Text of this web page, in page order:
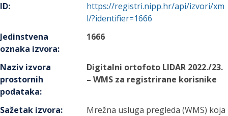
ID:
https://registri.nipp.hr/api/izvori/xm
l/?identifier=1666
Jedinstvena
oznaka izvora:
1666
Naziv izvora
prostornih
podataka:
Digitalni ortofoto LIDAR 2022./23.
– WMS za registrirane korisnike
Sažetak izvora:
Mrežna usluga pregleda (WMS) koja